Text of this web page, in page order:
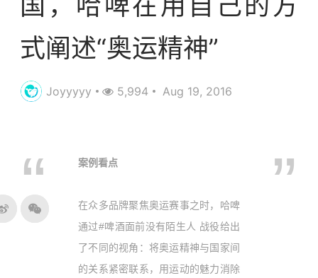
式阐述“奥运精神”
Joyyyyy 5,994 Aug 19, 2016
案例看点
在众多品牌聚焦奥运赛事之时，哈啤
通过#啤酒面前没有陌生人 战役给出
了不同的视角：将奥运精神与国家间
的关系紧密联系，用运动的魅力消除